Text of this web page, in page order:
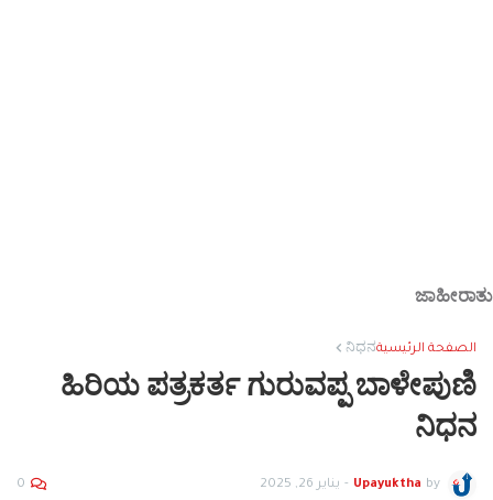
ಜಾಹೀರಾತು
الصفحة الرئيسيةನಿಧನ
ಹಿರಿಯ ಪತ್ರಕರ್ತ ಗುರುವಪ್ಪ ಬಾಳೇಪುಣಿ
ನಿಧನ
by
Upayuktha
- يناير 26, 2025 0